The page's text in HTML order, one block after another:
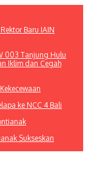
Baru IAIN
003 Tanjung Hulu
Iklim dan Cegah
ke NCC 4 Bali
Sukseskan